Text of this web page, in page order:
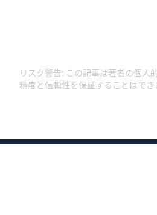
リスク警告: この記事は著者の個人
精度と信頼性を保証することはで